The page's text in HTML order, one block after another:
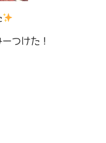
つけた！